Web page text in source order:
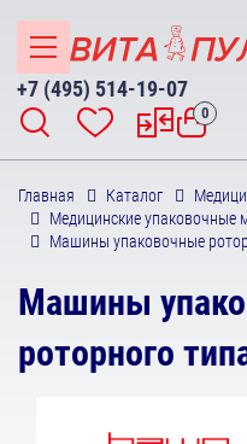
+7 (495) 514-19-07
0
Главная Каталог
Медицинские упаковочные
Машины упаковочные
Машины
роторного